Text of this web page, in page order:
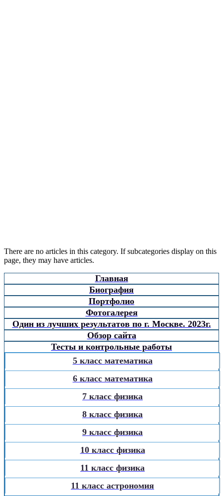
There are no articles in this category. If subcategories display on this
page, they may have articles.
Главная
Биография
Портфолио
Фотогалерея
Один из лучших результатов по г. Москве. 2023г.
Обзор сайта
Тесты и контрольные работы
5 класс математика
6 класс математика
7 класс физика
8 класс физика
9 класс физика
10 класс физика
11 класс физика
11 класс астрономия